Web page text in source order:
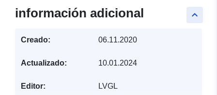
keyboard_arrow_up
información adicional
Creado: 06.11.2020
Actualizado: 10.01.2024
Editor: LVGL